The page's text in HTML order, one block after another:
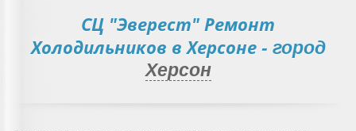
СЦ "Эверест" Ремонт
Холодильников в Херсоне- город
Херсон